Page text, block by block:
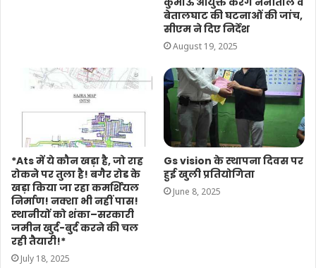
बेतालघाट की घटनाओं की जांच,
सीएम ने दिए निर्देश
August 19, 2025
*Ats में ये कौन खड़ा है, जो राह
रोकने पर तुला है! बगैर रोड के
खड़ा किया जा रहा कमर्शियल
निर्माण! नक्शा भी नहीं पास!
स्थानीयों को शंका–सरकारी
जमीन खुर्द-बुर्द करने की चल
रही तैयारी!*
July 18, 2025
Gs vision के स्थापना दिवस पर
हुई खुली प्रतियोगिता
June 8, 2025